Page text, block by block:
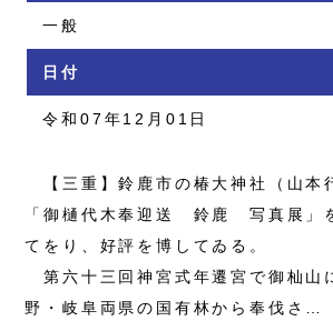
一般
日付
令和07年12月01日
【三重】鈴鹿市の椿大神社（山本
「御樋代木奉迎送 鈴鹿 写真展」
てをり、好評を博してゐる。
第六十三回神宮式年遷宮で御杣山
野・岐阜両県の国有林から奉伐さ…